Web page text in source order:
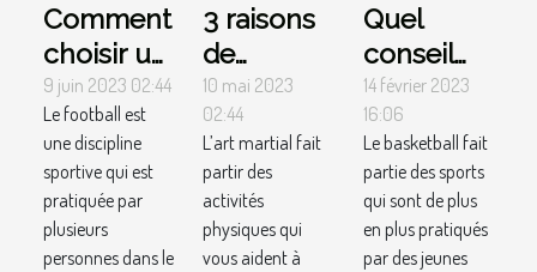
Comment
choisir un
site web
relatif au
football ?
9 juin 2023 02:44
Le football est
une discipline
sportive qui est
pratiquée par
plusieurs
personnes dans le
3 raisons
de
pratiquer
les arts
martiaux
10 mai 2023
02:44
L’art martial fait
partir des
activités
physiques qui
vous aident à
Quel
conseil
choisir
pour un
panneau
de basket
?
14 février 2023
16:06
Le basketball fait
partie des sports
qui sont de plus
en plus pratiqués
par des jeunes